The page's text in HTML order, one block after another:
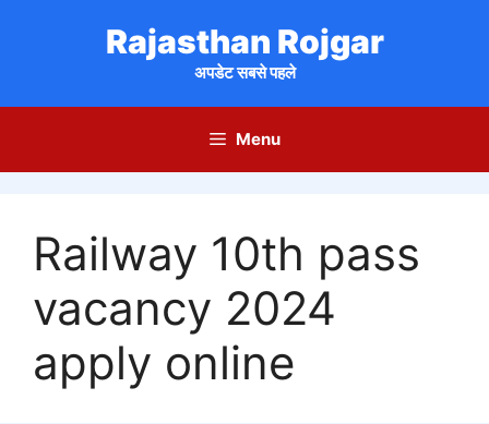
Rajasthan Rojgar
अपडेट सबसे पहले
Menu
Railway 10th pass
vacancy 2024
apply online